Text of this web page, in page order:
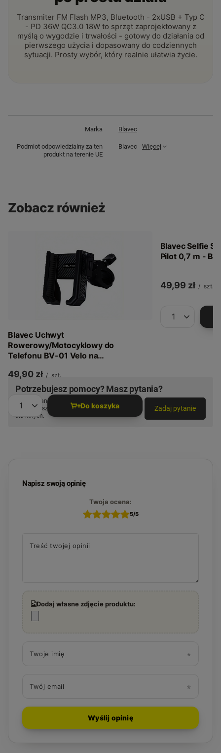
Transmiter FM Flash MP3, Bluetooth - 2xUSB + Typ C
- PD 36W QC3.0 18W to sprzęt zaprojektowany z
myślą o wygodzie i trwałości - gotowy do działania od
pierwszego użycia i dopasowany do codziennych
sytuacji. Prosty wybór, który realnie ułatwia życie.
Marka Blavec
Podmiot odpowiedzialny za ten
produkt na terenie UE
Blavec Więcej
Zobacz również
Blavec Uchwyt
Rowerowy/Motocyklowy do
Telefonu BV-01 Velo na
49,90 zł / szt.
Ilość produktów Do koszyka
Blavec Selfie
Pilot 0,7 m -
49,99 zł / szt.
Ilość
Potrzebujesz pomocy? Masz pytania?
Zadaj pytanie a my odpowiemy niezwłocznie,
najciekawsze pytania i odpowiedzi publikując
dla innych.
Zadaj pytanie
Napisz swoją opinię
Twoja ocena:
5/5
Treść twojej opinii
Dodaj własne zdjęcie produktu:
Twoje imię
Twój email
Wyślij opinię